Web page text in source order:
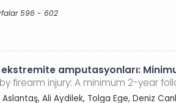
596 - 602
amputasyonları:
firearm injury: A minimum 2-year
Ali Aydilek, Tolga Ege, Deniz